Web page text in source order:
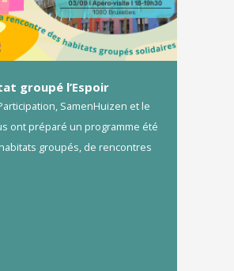
groupé l’Espoir
SamenHuizen et le
ont préparé un programme été
groupés, de rencontres